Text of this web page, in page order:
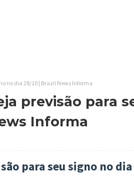
no dia 28/10 | Brazil News Informa
previsão para
Informa
para seu signo no